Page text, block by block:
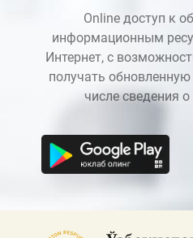
Online доступ к
информационным
Интернет, с
получать
числе сведения